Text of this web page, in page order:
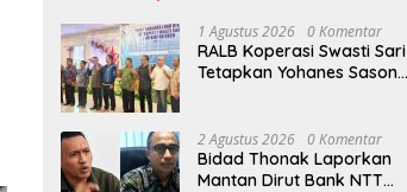
1 Agustus 2026 0 Komentar
RALB Koperasi Swasti Sari
Tetapkan Yohanes Sason
2 Agustus 2026 0 Komentar
Bidad Thonak Laporkan
Mantan Dirut Bank NTT